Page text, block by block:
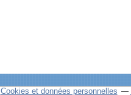
Cookies et données personnelles